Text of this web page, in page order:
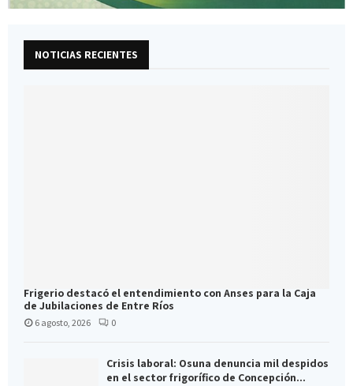
NOTICIAS RECIENTES
Frigerio destacó el entendimiento con Anses para la Caja
de Jubilaciones de Entre Ríos
6 agosto, 2026 0
Crisis laboral: Osuna denuncia mil despidos
en el sector frigorífico de Concepción...